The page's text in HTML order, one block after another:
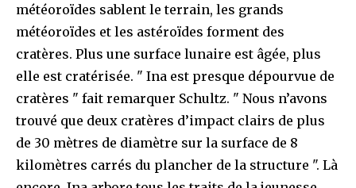
météoroïdes sablent le terrain, les grands
météoroïdes et les astéroïdes forment des
cratères. Plus une surface lunaire est âgée, plus
elle est cratérisée. " Ina est presque dépourvue de
cratères " fait remarquer Schultz. " Nous n’avons
trouvé que deux cratères d’impact clairs de plus
de 30 mètres de diamètre sur la surface de 8
kilomètres carrés du plancher de la structure ". Là